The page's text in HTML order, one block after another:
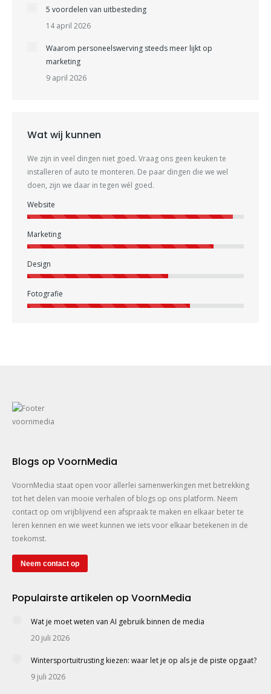
5 voordelen van uitbesteding
14 april 2026
Waarom personeelswerving steeds meer lijkt op
marketing
9 april 2026
Wat wij kunnen
We zijn in veel dingen niet goed. Vraag ons geen keuken te
installeren of auto te monteren. De paar dingen die we wel
doen, zijn we daar in tegen wél goed.
Website
Marketing
Design
Fotografie
Blogs op VoornMedia
VoornMedia staat open voor allerlei samenwerkingen met betrekking
tot het delen van mooie verhalen of blogs op ons platform. Neem
contact op om vrijblijvend een afspraak te maken en elkaar beter te
leren kennen en wie weet kunnen we iets voor elkaar betekenen in de
toekomst.
Neem contact op
Populairste artikelen op VoornMedia
Wat je moet weten van AI gebruik binnen de media
20 juli 2026
Wintersportuitrusting kiezen: waar let je op als je de piste opgaat?
9 juli 2026